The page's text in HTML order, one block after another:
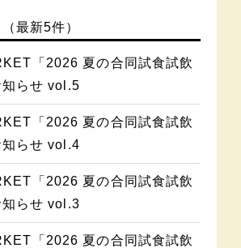
最新5件）
「2026 夏の合同試食試飲
らせ vol.5
「2026 夏の合同試食試飲
らせ vol.4
「2026 夏の合同試食試飲
らせ vol.3
「2026 夏の合同試食試飲